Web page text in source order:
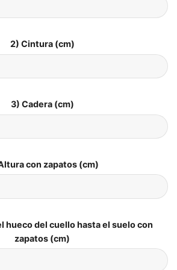
2) Cintura (cm)
3) Cadera (cm)
con zapatos (cm)
hueco del cuello hasta el suelo con
zapatos (cm)